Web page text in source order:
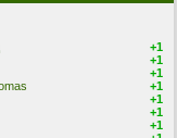
+1
+1
+1
+1
+1
+1
+1